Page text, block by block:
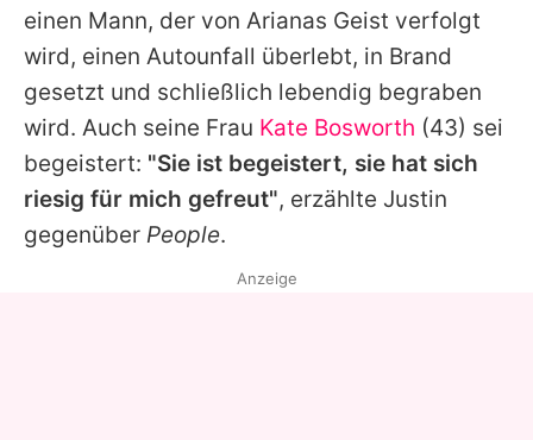
Datenschutzerklärung
Nutzungsbedingungen
Utiq verwalten
einen Mann, der von Arianas Geist verfolgt
wird, einen Autounfall überlebt, in Brand
gesetzt und schließlich lebendig begraben
wird. Auch seine Frau Kate Bosworth (43) sei
begeistert: "Sie ist begeistert, sie hat sich
riesig für mich gefreut", erzählte Justin
gegenüber People.
Anzeige